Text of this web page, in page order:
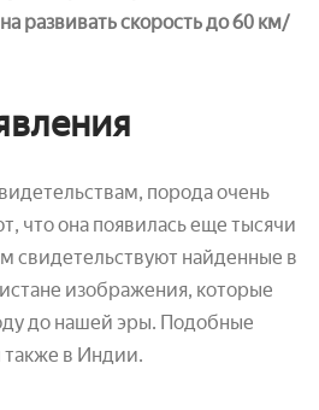
развивать скорость до 60 км/
порода очень
что она появилась еще тысячи
свидетельствуют найденные в
изображения, которые
до нашей эры. Подобные
в Индии.